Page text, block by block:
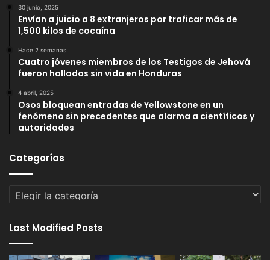
30 junio, 2025
Envían a juicio a 8 extranjeros por traficar más de
1,500 kilos de cocaína
Hace 2 semanas
Cuatro jóvenes miembros de los Testigos de Jehová
fueron hallados sin vida en Honduras
4 abril, 2025
Osos bloquean entradas de Yellowstone en un
fenómeno sin precedentes que alarma a científicos y
autoridades
Categorías
Categorías
Last Modified Posts